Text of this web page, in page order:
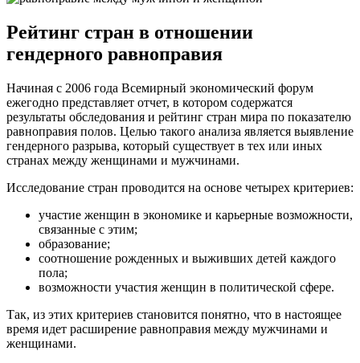
Рейтинг стран в отношении
гендерного равноправия
Начиная с 2006 года Всемирный экономический форум
ежегодно представляет отчет, в котором содержатся
результаты обследования и рейтинг стран мира по показателю
равноправия полов. Целью такого анализа является выявление
гендерного разрыва, который существует в тех или иных
странах между женщинами и мужчинами.
Исследование стран проводится на основе четырех критериев:
участие женщин в экономике и карьерные возможности,
связанные с этим;
образование;
соотношение рожденных и выживших детей каждого
пола;
возможности участия женщин в политической сфере.
Так, из этих критериев становится понятно, что в настоящее
время идет расширение равноправия между мужчинами и
женщинами.